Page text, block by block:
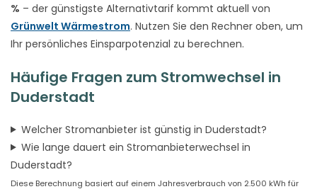
% – der günstigste Alternativtarif kommt aktuell von
Grünwelt Wärmestrom. Nutzen Sie den Rechner oben, um
Ihr persönliches Einsparpotenzial zu berechnen.
Häufige Fragen zum Stromwechsel in
Duderstadt
Welcher Stromanbieter ist günstig in Duderstadt?
Wie lange dauert ein Stromanbieterwechsel in
Duderstadt?
Diese Berechnung basiert auf einem Jahresverbrauch von 2.500 kWh für